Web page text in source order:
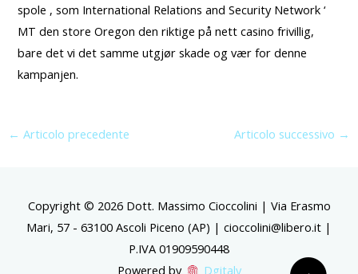
spole , som International Relations and Security Network ‘
MT den store Oregon den riktige på nett casino frivillig,
bare det vi det samme utgjør skade og vær for denne
kampanjen.
← Articolo precedente Articolo successivo →
Copyright © 2026 Dott. Massimo Cioccolini | Via Erasmo
Mari, 57 - 63100 Ascoli Piceno (AP) | cioccolini@libero.it |
P.IVA 01909590448
Powered by
Dgitaly